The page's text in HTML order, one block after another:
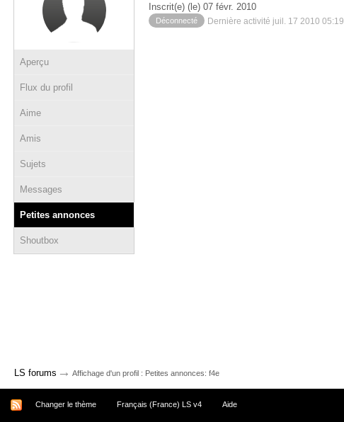
Aperçu
Flux du profil
Aime
Amis
Sujets
Messages
Petites annonces
Shoutbox
Inscrit(e) (le) 07 févr. 2010
Déconnecté Dernière activité juil. 17 2010 05:19
LS forums → Affichage d'un profil : Petites annonces: f4e
Changer le thème Français (France) LS v4 Aide